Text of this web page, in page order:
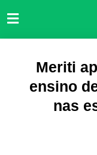
para
Meriti
ensino
nas